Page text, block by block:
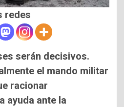
redes
serán decisivos.
el mando militar
racionar
ayuda ante la